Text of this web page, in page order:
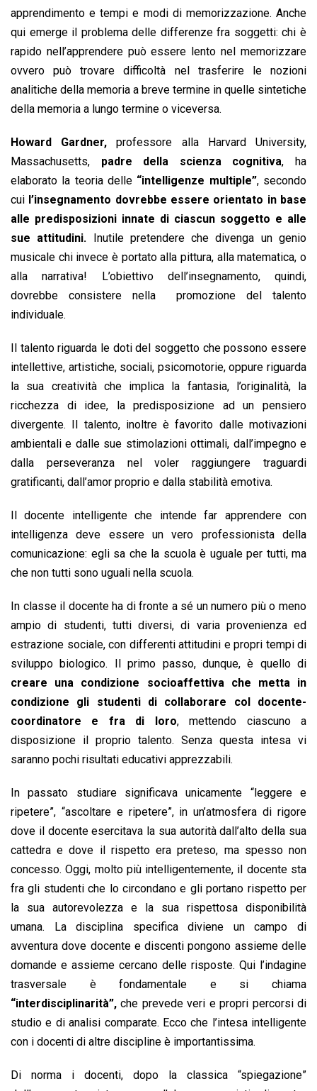
apprendimento e tempi e modi di memorizzazione. Anche
qui emerge il problema delle differenze fra soggetti: chi è
rapido nell’apprendere può essere lento nel memorizzare
ovvero può trovare difficoltà nel trasferire le nozioni
analitiche della memoria a breve termine in quelle sintetiche
della memoria a lungo termine o viceversa.
Howard Gardner, professore alla Harvard University,
Massachusetts, padre della scienza cognitiva, ha
elaborato la teoria delle “intelligenze multiple”, secondo
cui l’insegnamento dovrebbe essere orientato in base
alle predisposizioni innate di ciascun soggetto e alle
sue attitudini. Inutile pretendere che divenga un genio
musicale chi invece è portato alla pittura, alla matematica, o
alla narrativa! L’obiettivo dell’insegnamento, quindi,
dovrebbe consistere nella promozione del talento
individuale.
Il talento riguarda le doti del soggetto che possono essere
intellettive, artistiche, sociali, psicomotorie, oppure riguarda
la sua creatività che implica la fantasia, l’originalità, la
ricchezza di idee, la predisposizione ad un pensiero
divergente. Il talento, inoltre è favorito dalle motivazioni
ambientali e dalle sue stimolazioni ottimali, dall’impegno e
dalla perseveranza nel voler raggiungere traguardi
gratificanti, dall’amor proprio e dalla stabilità emotiva.
Il docente intelligente che intende far apprendere con
intelligenza deve essere un vero professionista della
comunicazione: egli sa che la scuola è uguale per tutti, ma
che non tutti sono uguali nella scuola.
In classe il docente ha di fronte a sé un numero più o meno
ampio di studenti, tutti diversi, di varia provenienza ed
estrazione sociale, con differenti attitudini e propri tempi di
sviluppo biologico. Il primo passo, dunque, è quello di
creare una condizione socioaffettiva che metta in
condizione gli studenti di collaborare col docente-
coordinatore
e fra di loro, mettendo ciascuno a
disposizione il proprio talento. Senza questa intesa vi
saranno pochi risultati educativi apprezzabili.
In passato studiare significava unicamente “leggere e
ripetere”, “ascoltare e ripetere”, in un’atmosfera di rigore
dove il docente esercitava la sua autorità dall’alto della sua
cattedra e dove il rispetto era preteso, ma spesso non
concesso. Oggi, molto più intelligentemente, il docente sta
fra gli studenti che lo circondano e gli portano rispetto per
la sua autorevolezza e la sua rispettosa disponibilità
umana. La disciplina specifica diviene un campo di
avventura dove docente e discenti pongono assieme delle
domande e assieme cercano delle risposte. Qui l’indagine
trasversale è fondamentale e si chiama
“interdisciplinarità”, che prevede veri e propri percorsi di
studio e di analisi comparate. Ecco che l’intesa intelligente
con i docenti di altre discipline è importantissima.
Di norma i docenti, dopo la classica “spiegazione”